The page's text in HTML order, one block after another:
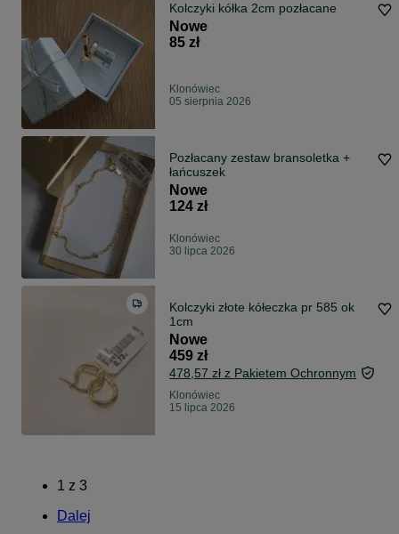
Kolczyki kółka 2cm pozłacane
Nowe
85 zł
Klonówiec
05 sierpnia 2026
Pozłacany zestaw bransoletka +
łańcuszek
Nowe
124 zł
Klonówiec
30 lipca 2026
Kolczyki złote kółeczka pr 585 ok
1cm
Nowe
459 zł
478,57 zł z Pakietem Ochronnym
Klonówiec
15 lipca 2026
1 z 3
Dalej